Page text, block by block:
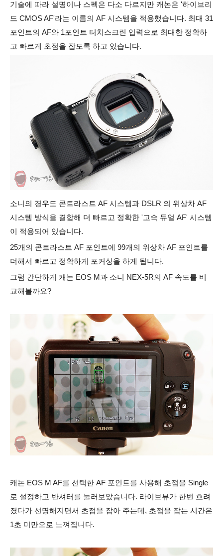
기술에 따라 설명이나 스펙은 다소 다르지만 캐논은 '하이브리
드 CMOS AF'라는 이름의 AF 시스템을 적용했습니다. 최대 31
포인트의 AF와 1포인트 터치스크린 입력으로 최대한 정확하
고 빠르게 초점을 잡도록 하고 있습니다.
소니의 경우도 콘트라스트 AF 시스템과 DSLR 의 위상차 AF
시스템 방식을 결합해 더 빠르고 정확한 '고속 듀얼 AF' 시스템
이 적용되어 있습니다.
25개의 콘트라스트 AF 포인트에 99개의 위상차 AF 포인트를
더해서 빠르고 정확하게 포커싱을 하게 됩니다.
그럼 간단하게 캐논 EOS M과 소니 NEX-5R의 AF 속도를 비
교해볼까요?
캐논 EOS M AF를 선택한 AF 포인트를 사용해 초점을 Single
로 설정하고 반셔터를 눌러보았습니다. 라이브뷰가 한번 흐려
졌다가 선명해지면서 초점을 잡아 주는데, 초점을 잡는 시간은
1초 미만으로 느껴집니다.